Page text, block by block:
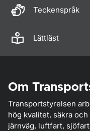
Teckenspråk
Lättläst
Om
Transportstyrelsen
hög kvalitet, säkra
järnväg, luftfart,